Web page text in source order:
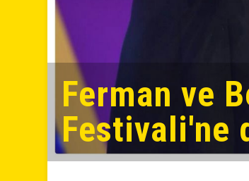
Ferman ve
Festivali'ne